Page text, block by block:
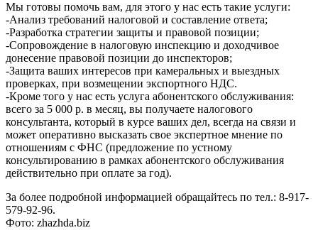
Мы готовы помочь вам, для этого у нас есть такие услуги:
-Анализ требований налоговой и составление ответа;
-Разработка стратегии защиты и правовой позиции;
-Сопровождение в налоговую инспекцию и доходчивое
донесение правовой позиции до инспекторов;
-Защита ваших интересов при камеральных и выездных
проверках, при возмещении экспортного НДС.
-Кроме того у нас есть услуга абонентского обслуживания:
всего за 5 000 р. в месяц, вы получаете налогового
консультанта, который в курсе ваших дел, всегда на связи и
может оперативно высказать свое экспертное мнение по
отношениям с ФНС (предложение по устному
консультированию в рамках абонентского обслуживания
действительно при оплате за год).
За более подробной информацией обращайтесь по тел.: 8-917-
579-92-96.
Фото: zhazhda.biz